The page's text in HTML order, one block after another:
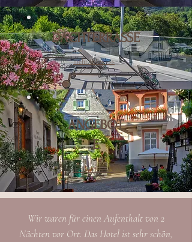
DACHTERRASSE
mehr Infos >>>
ANGEBOT
E
mehr Infos >>>
Wir waren für einen Aufenthalt von 2
Nächten vor Ort. Das Hotel ist sehr schön,